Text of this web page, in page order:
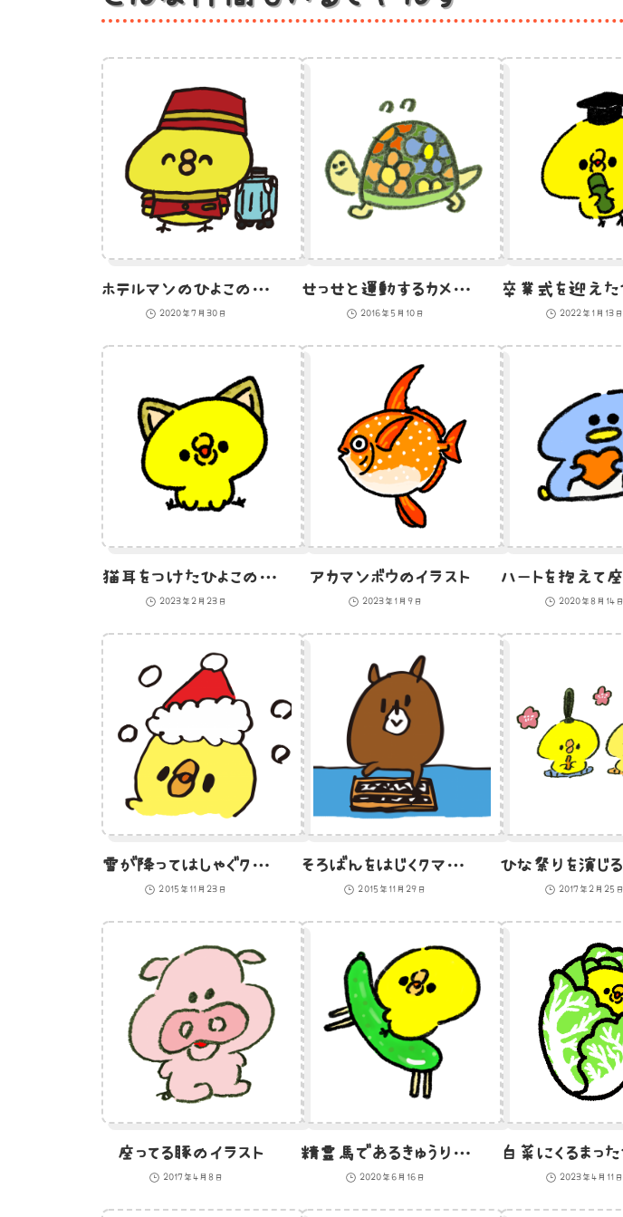
ホテルマンのひよこのイラスト
2020年7月30日
せっせと運動するカメのイラスト
2016年5月10日 2022年1月13日
猫耳をつけたひよこのイラスト
2023年2月23日
アカマンボウのイラスト
2023年1月9日 2020年8月14日
雪が降ってはしゃぐクリスマスひよこのイラスト
2015年11月23日
そろばんをはじくクマのイラスト
2015年11月29日 2017年2月25日
座ってる豚のイラスト
2017年4月8日
精霊馬であるきゅうりに乗って来るひよこのイラスト
2020年6月16日 2023年4月11日